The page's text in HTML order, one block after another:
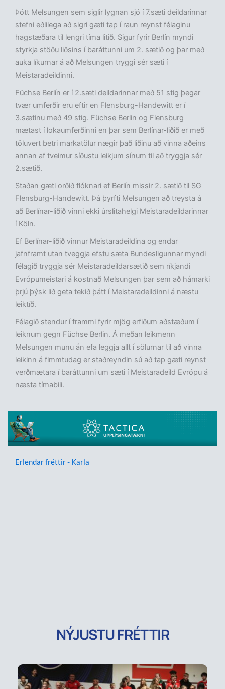
Þótt Melsungen sem siglir lygnan sjó í 7.sæti deildarinnar
stefni eðlilega að sigri gæti tap í raun reynst félaginu
hagstæðara til lengri tíma litið. Sigur fyrir Berlín myndi
styrkja stöðu liðsins í baráttunni um 2. sætið og þar með
auka líkurnar á að Melsungen tryggi sér sæti í
Meistaradeildinni.
Füchse Berlín er í 2.sæti deildarinnar með 51 stig þegar
tvær umferðir eru eftir en Flensburg-Handewitt er í
3.sætinu með 49 stig. Füchse Berlin og Flensburg
mætast í lokaumferðinni en þar sem Berlínar-liðið er með
töluvert betri markatölur nægir það liðinu að vinna aðeins
annan af tveimur síðustu leikjum sínum til að tryggja sér
2.sætið.
Staðan gæti orðið flóknari ef Berlín missir 2. sætið til SG
Flensburg-Handewitt. Þá þyrfti Melsungen að treysta á
að Berlínar-liðið vinni ekki úrslitahelgi Meistaradeildarinnar
í Köln.
Ef Berlínar-liðið vinnur Meistaradeildina og endar
jafnframt utan tveggja efstu sæta Bundesligunnar myndi
félagið tryggja sér Meistaradeildarsætið sem ríkjandi
Evrópumeistari á kostnað Melsungen þar sem að hámarki
þrjú þýsk lið geta tekið þátt í Meistaradeildinni á næstu
leiktíð.
Félagið stendur í frammi fyrir mjög erfiðum aðstæðum í
leiknum gegn Füchse Berlin. Á meðan leikmenn
Melsungen munu án efa leggja allt í sölurnar til að vinna
leikinn á fimmtudag er staðreyndin sú að tap gæti reynst
verðmætara í baráttunni um sæti í Meistaradeild Evrópu á
næsta tímabili.
Erlendar fréttir - Karla
NÝJUSTU FRÉTTIR